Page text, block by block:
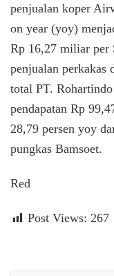
penjualan koper
on year (yoy)
Rp 16,27 miliar per
penjualan perkakas
total PT.
pendapatan Rp
28,79 persen yoy
pungkas Bamsoet.
Red
Post Views: 267